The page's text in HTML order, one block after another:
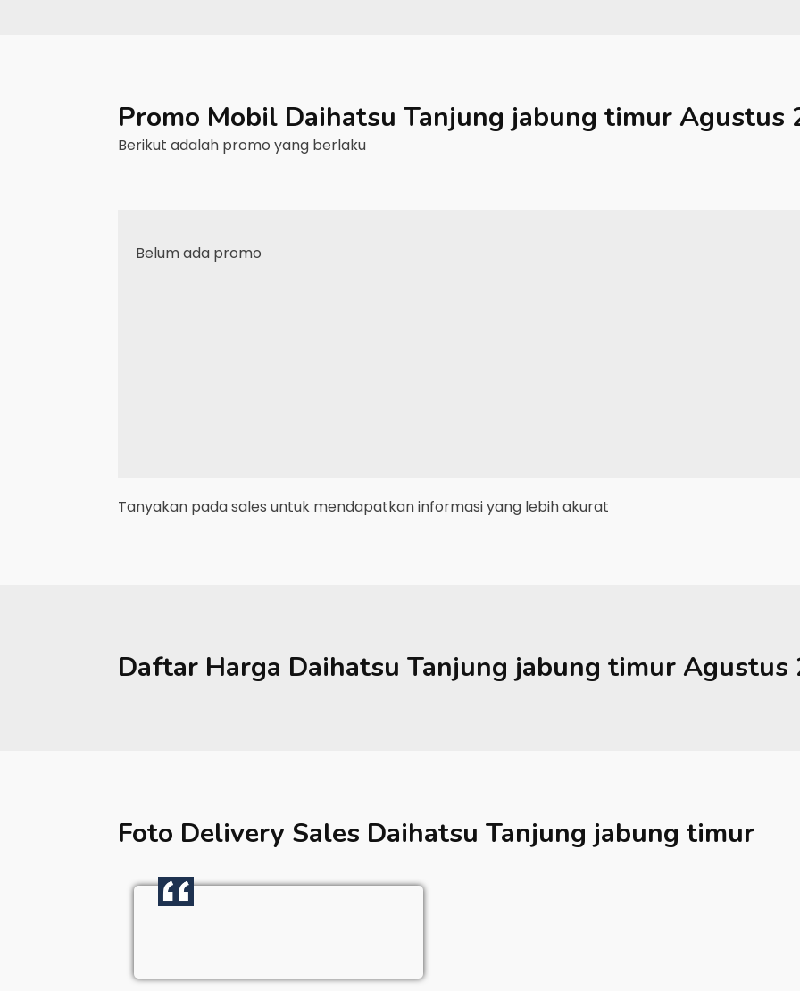
Promo Mobil Daihatsu Tanjung jabung timurAgustus
Berikut adalah promo yang berlaku
Belum ada promo
Tanyakan pada sales untuk mendapatkan informasi yang lebih akurat
Daftar Harga Daihatsu Tanjung jabung timurAgustus
Foto Delivery Sales Daihatsu Tanjung jabung timur